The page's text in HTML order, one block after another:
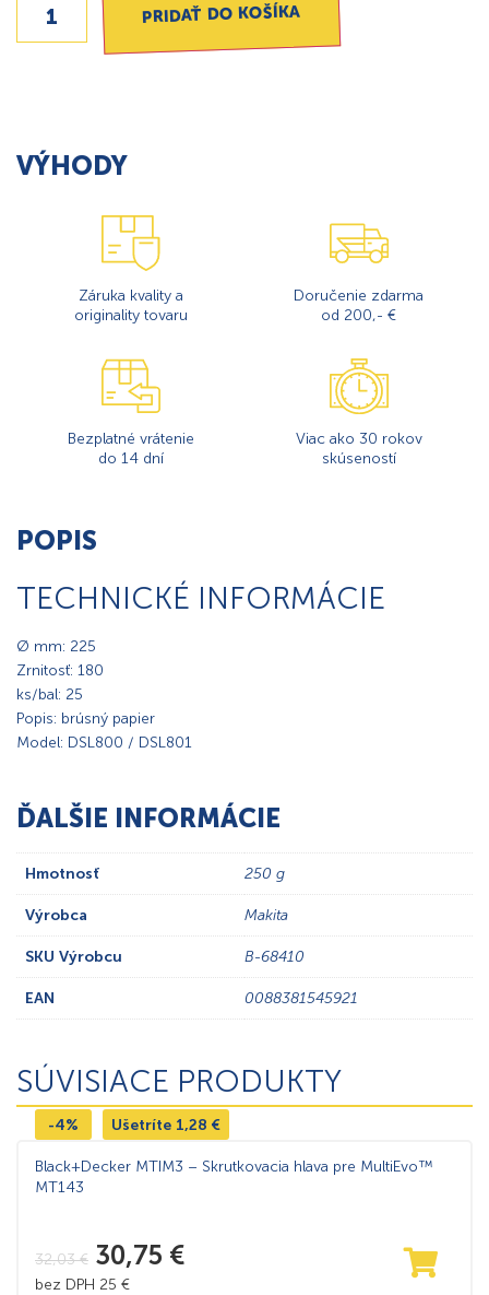
PRIDAŤ DO KOŠÍKA
VÝHODY
Záruka kvality a
originality tovaru
Doručenie zdarma
od 200,- €
Bezplatné vrátenie
do 14 dní
Viac ako 30 rokov
skúseností
POPIS
TECHNICKÉ INFORMÁCIE
Ø mm: 225
Zrnitosť: 180
ks/bal: 25
Popis: brúsný papier
Model: DSL800 / DSL801
ĎALŠIE INFORMÁCIE
Hmotnosť 250 g
Výrobca Makita
SKU Výrobcu B-68410
EAN 0088381545921
SÚVISIACE PRODUKTY
-4% Ušetríte 1,28 €
Black+Decker MTIM3 – Skrutkovacia hlava pre MultiEvo™
MT143
32,03€ 30,75 €
bez DPH 25 €